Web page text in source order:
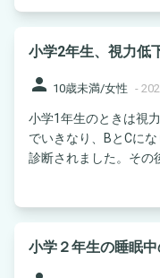
小学2年生、視力低
person 10歳未満/女性 -
小学1年生のときは視
でいきなり、BとCに
診断されました。その
小学２年生の睡眠